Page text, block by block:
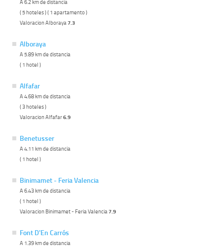
A 6.2 km de distancia
( 5 hoteles ) ( 1 apartamento )
Valoracion Alboraya 7.3
Alboraya
A 5.89 km de distancia
( 1 hotel )
Alfafar
A 4.68 km de distancia
( 3 hoteles )
Valoracion Alfafar6.9
Benetusser
A 4.11 km de distancia
( 1 hotel )
Binimamet - Feria Valencia
A 6.43 km de distancia
( 1 hotel )
Valoracion Binimamet - Feria Valencia 7.9
Font D'En Carrós
A 1.39 km de distancia